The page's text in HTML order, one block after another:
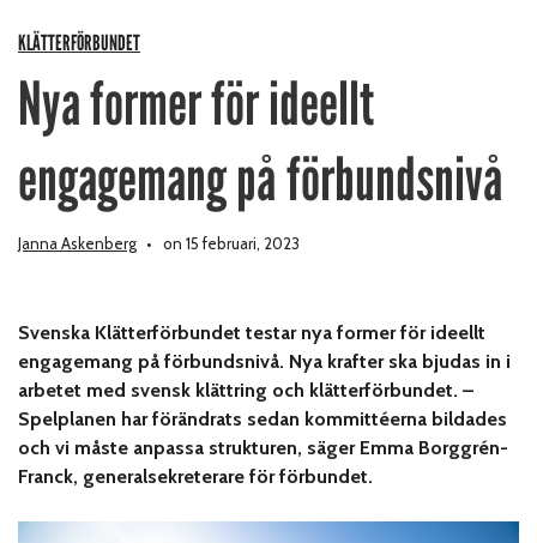
KLÄTTERFÖRBUNDET
Nya former för ideellt
engagemang på förbundsnivå
Janna Askenberg on 15 februari, 2023
Svenska Klätterförbundet testar nya former för ideellt
engagemang på förbundsnivå. Nya krafter ska bjudas in i
arbetet med svensk klättring och klätterförbundet. –
Spelplanen har förändrats sedan kommittéerna bildades
och vi måste anpassa strukturen, säger Emma Borggrén-
Franck, generalsekreterare för förbundet.